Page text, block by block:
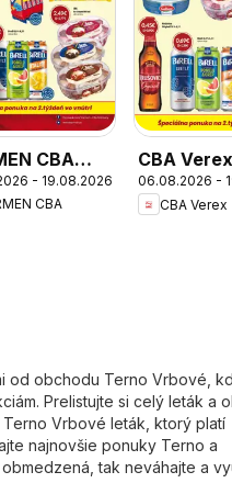
CBA
- 19.08.2026
CBA
CBA
06.08.2026 -
CBA Verex
od obchodu Terno Vrbové,
Prelistujte si celý leták a
Vrbové leták, ktorý platí
najnovšie ponuky Terno a
tak neváhajte a